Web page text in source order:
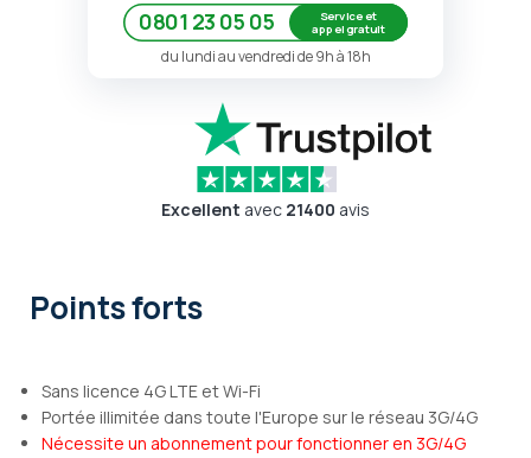
0801 23 05 05
Service et
appel gratuit
du lundi au vendredi de 9h à 18h
Excellent avec 21400 avis
Points forts
Sans licence 4G LTE et Wi-Fi
Portée illimitée dans toute l'Europe sur le réseau 3G/4G
Nécessite un abonnement pour fonctionner en 3G/4G